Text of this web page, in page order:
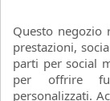
Questo negozio
prestazioni,
parti per social
per offrire
personalizzati.